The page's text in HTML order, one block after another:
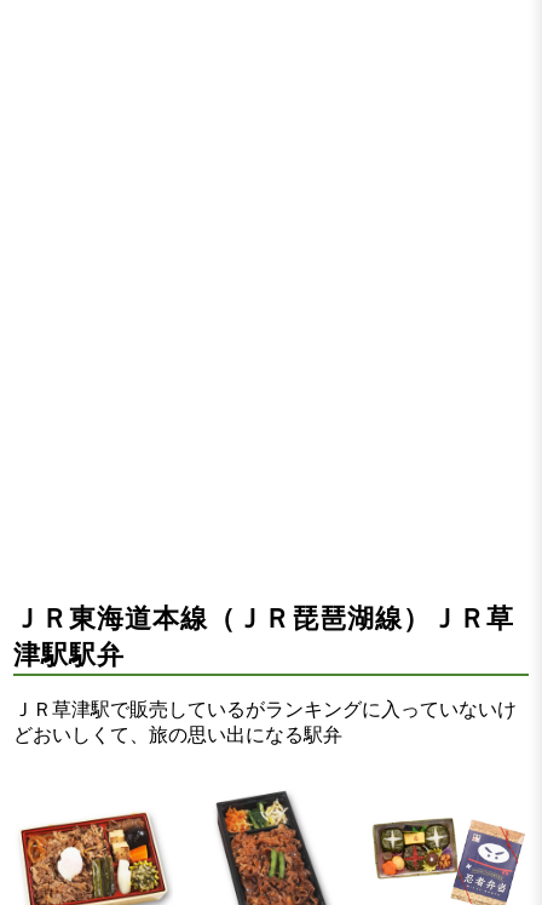
ＪＲ東海道本線（ＪＲ琵琶湖線）ＪＲ草
津駅駅弁
ＪＲ草津駅で販売しているがランキングに入っていないけ
どおいしくて、旅の思い出になる駅弁